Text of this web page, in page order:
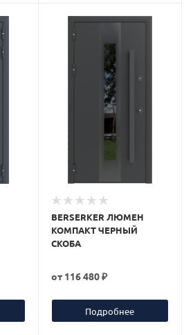
BERSERKER ЛЮМЕН
КОМПАКТ ЧЕРНЫЙ
СКОБА
от 116 480 ₽
Подробнее